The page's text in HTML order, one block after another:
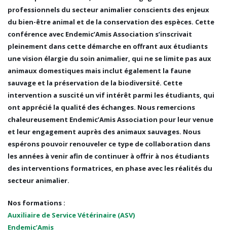
professionnels du secteur animalier conscients des enjeux
du bien-être animal et de la conservation des espèces. Cette
conférence avec Endemic’Amis Association s’inscrivait
pleinement dans cette démarche en offrant aux étudiants
unevision élargie du soin animalier, qui ne se limite pas aux
animaux domestiques mais inclut également la faune
sauvage et la préservation de la biodiversité. Cette
intervention a suscité un vif intérêt parmi les étudiants, qui
ont apprécié la qualité des échanges. Nous remercions
chaleureusement Endemic’Amis Association pour leur venue
et leur engagement auprès des animaux sauvages. Nous
espérons pouvoir renouveler ce type de collaboration dans
les années à venir afin de continuer à offrir à nos étudiants
des interventions formatrices, en phase avec les réalités du
secteur animalier.
Nos formations :
Auxiliaire de Service Vétérinaire (ASV)
Endemic’Amis